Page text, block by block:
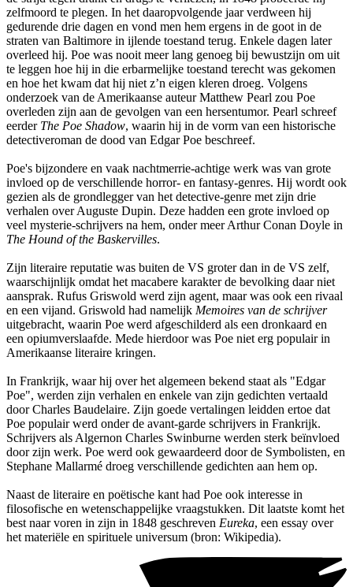
zelfmoord te plegen. In het daaropvolgende jaar verdween hij
gedurende drie dagen en vond men hem ergens in de goot in de
straten van Baltimore in ijlende toestand terug. Enkele dagen later
overleed hij. Poe was nooit meer lang genoeg bij bewustzijn om uit
te leggen hoe hij in die erbarmelijke toestand terecht was gekomen
en hoe het kwam dat hij niet z’n eigen kleren droeg. Volgens
onderzoek van de Amerikaanse auteur Matthew Pearl zou Poe
overleden zijn aan de gevolgen van een hersentumor. Pearl schreef
eerder The Poe Shadow, waarin hij in de vorm van een historische
detectiveroman de dood van Edgar Poe beschreef.
Poe's bijzondere en vaak nachtmerrie-achtige werk was van grote
invloed op de verschillende horror- en fantasy-genres. Hij wordt ook
gezien als de grondlegger van het detective-genre met zijn drie
verhalen over Auguste Dupin. Deze hadden een grote invloed op
veel mysterie-schrijvers na hem, onder meer Arthur Conan Doyle in
The Hound of the Baskervilles.
Zijn literaire reputatie was buiten de VS groter dan in de VS zelf,
waarschijnlijk omdat het macabere karakter de bevolking daar niet
aansprak. Rufus Griswold werd zijn agent, maar was ook een rivaal
en een vijand. Griswold had namelijk Memoires van de schrijver
uitgebracht, waarin Poe werd afgeschilderd als een dronkaard en
een opiumverslaafde. Mede hierdoor was Poe niet erg populair in
Amerikaanse literaire kringen.
In Frankrijk, waar hij over het algemeen bekend staat als "Edgar
Poe", werden zijn verhalen en enkele van zijn gedichten vertaald
door Charles Baudelaire. Zijn goede vertalingen leidden ertoe dat
Poe populair werd onder de avant-garde schrijvers in Frankrijk.
Schrijvers als Algernon Charles Swinburne werden sterk beïnvloed
door zijn werk. Poe werd ook gewaardeerd door de Symbolisten, en
Stephane Mallarmé droeg verschillende gedichten aan hem op.
Naast de literaire en poëtische kant had Poe ook interesse in
filosofische en wetenschappelijke vraagstukken. Dit laatste komt het
best naar voren in zijn in 1848 geschreven Eureka, een essay over
het materiële en spirituele universum (bron: Wikipedia).